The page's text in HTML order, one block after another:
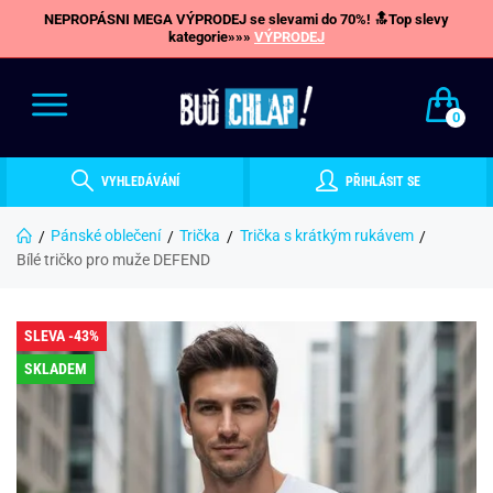
NEPROPÁSNI MEGA VÝPRODEJ se slevami do 70%! 🔝Top slevy
kategorie»»» VÝPRODEJ
0
VYHLEDÁVÁNÍ PŘIHLÁSIT SE
Pánské oblečení Trička
Trička s krátkým rukávem
Bílé tričko pro muže DEFEND
SLEVA -43%
SKLADEM